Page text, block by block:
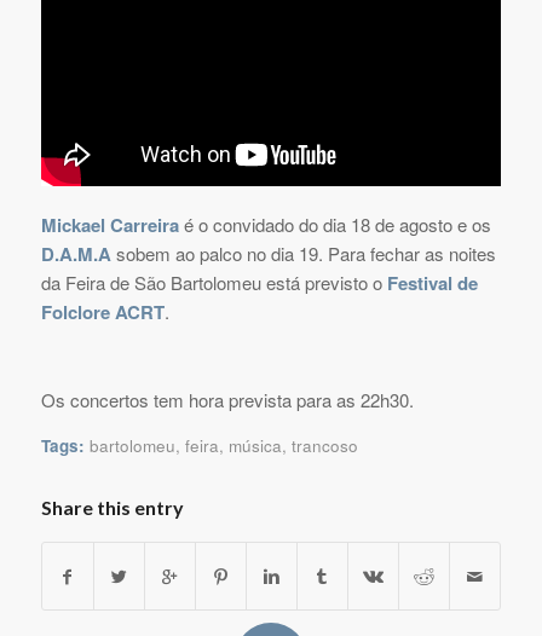
Mickael Carreiraé o convidado do dia 18 de agosto e os
D.A.M.A sobem ao palco no dia 19. Para fechar as noites
da Feira de São Bartolomeu está previsto o Festival de
Folclore ACRT.
Os concertos tem hora prevista para as 22h30.
Tags: bartolomeu, feira, música, trancoso
Share this entry